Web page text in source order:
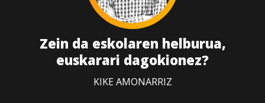
Zein da eskolaren helburua,
euskarari dagokionez?
KIKE AMONARRIZ